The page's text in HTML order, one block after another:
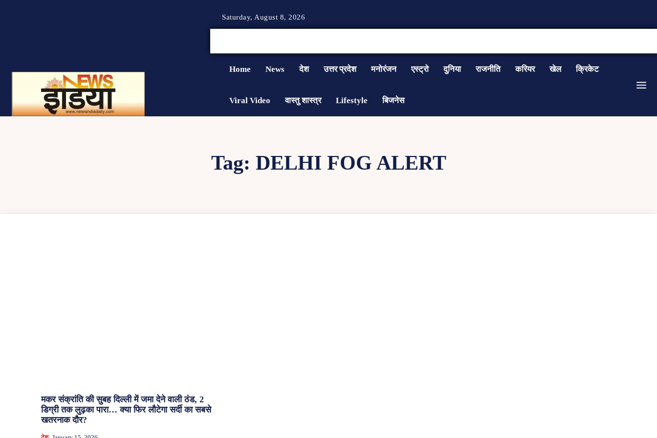
Saturday, August 8, 2026
Home News देश उत्तर प्रदेश मनोरंजन एस्ट्रो दुनिया राजनीति करियर खेल क्रिकेट
Viral Video वास्तु शास्त्र Lifestyle बिजनेस
Tag: DELHI FOG ALERT
मकर संक्रांति की सुबह दिल्ली में जमा देने वाली ठंड, 2
डिग्री तक लुढ़का पारा… क्या फिर लौटेगा सर्दी का सबसे
खतरनाक दौर?